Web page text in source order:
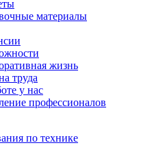
материалы
жизнь
труда
у нас
профессионалов
по технике